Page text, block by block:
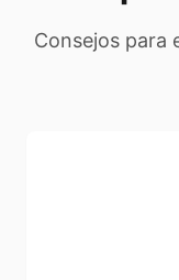
Consejos para